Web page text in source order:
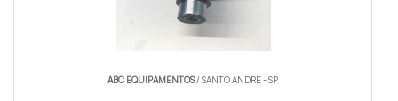
ABC EQUIPAMENTOS/ SANTO ANDRÉ - SP